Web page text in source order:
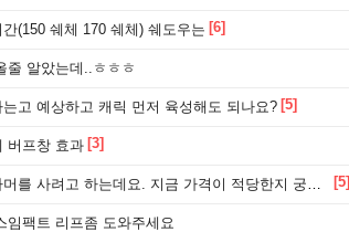
(150 쉐체 170 쉐체) 쉐도우는 [6]
줄 알았는데..ㅎㅎㅎ
는고 예상하고 캐릭 먼저 육성해도 되나요? [5]
버프창 효과 [3]
를 사려고 하는데요. 지금 가격이 적당한지 궁금합니다. [5]
임팩트 리프좀 도와주세요